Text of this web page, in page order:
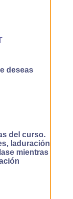
deseas
del curso.
laduración
mientras